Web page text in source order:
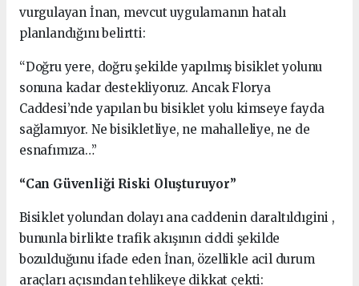
vurgulayan İnan, mevcut uygulamanın hatalı
planlandığını belirtti:
“Doğru yere, doğru şekilde yapılmış bisiklet yolunu
sonuna kadar destekliyoruz. Ancak Florya
Caddesi’nde yapılan bu bisiklet yolu kimseye fayda
sağlamıyor. Ne bisikletliye, ne mahalleliye, ne de
esnafımıza…”
“Can Güvenliği Riski Oluşturuyor”
Bisiklet yolundan dolayı ana caddenin daraltıldıgini ,
bununla birlikte trafik akışının ciddi şekilde
bozulduğunu ifade eden İnan, özellikle acil durum
araçları açısından tehlikeye dikkat çekti: